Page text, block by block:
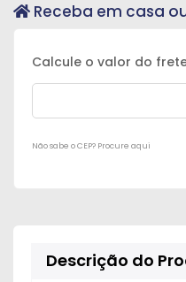
Acessórios
Receba em casa
Não sabe o CEP? Procure aqui
Descrição do